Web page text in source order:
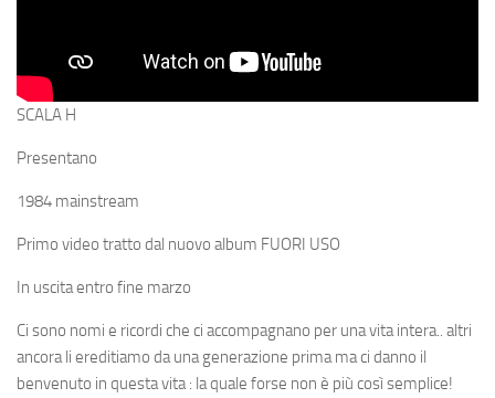
SCALA H
Presentano
1984 mainstream
Primo video tratto dal nuovo album FUORI USO
In uscita entro fine marzo
Ci sono nomi e ricordi che ci accompagnano per una vita intera.. altri
ancora li ereditiamo da una generazione prima ma ci danno il
benvenuto in questa vita : la quale forse non è più così semplice!